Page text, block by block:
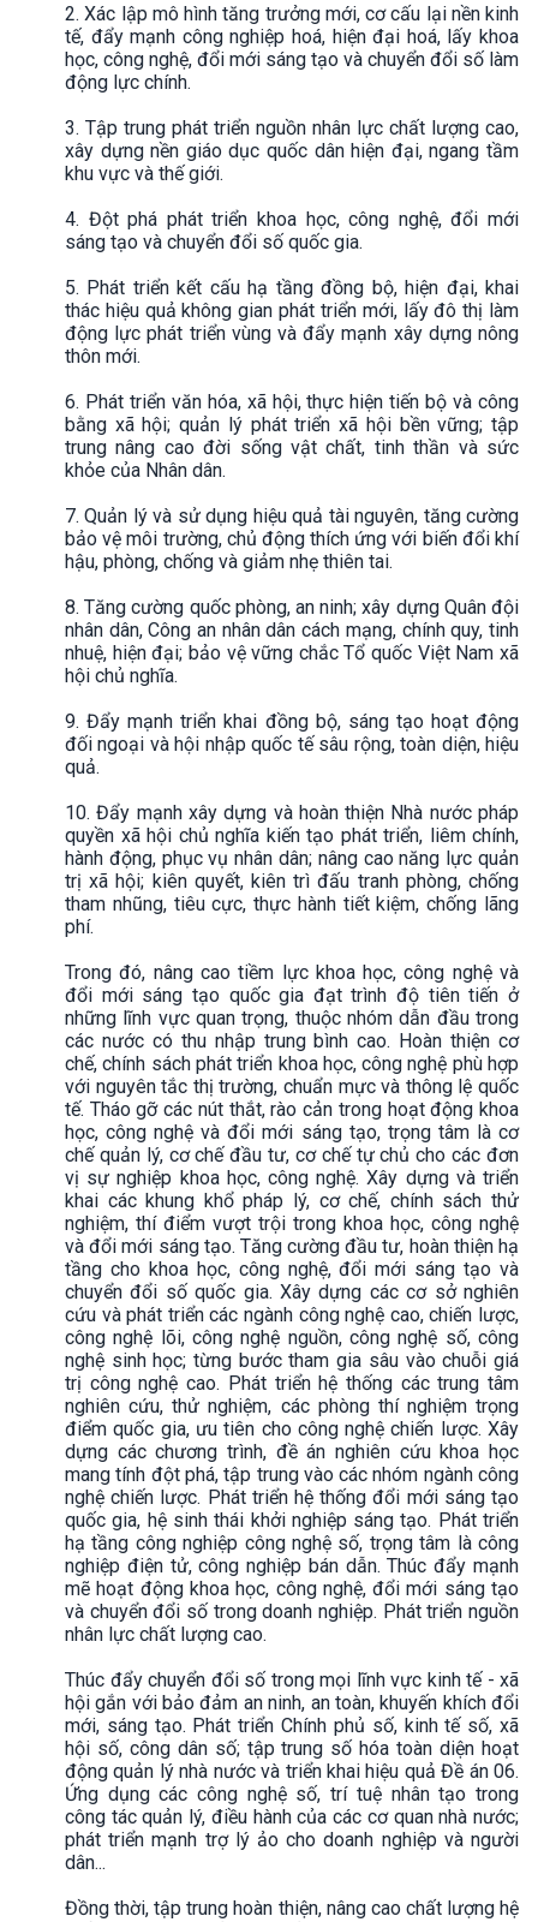
2. Xác lập mô hình tăng trưởng mới, cơ cấu lại nền kinh
tế, đẩy mạnh công nghiệp hoá, hiện đại hoá, lấy khoa
học, công nghệ, đổi mới sáng tạo và chuyển đổi số làm
động lực chính.
3. Tập trung phát triển nguồn nhân lực chất lượng cao,
xây dựng nền giáo dục quốc dân hiện đại, ngang tầm
khu vực và thế giới.
4. Đột phá phát triển khoa học, công nghệ, đổi mới
sáng tạo và chuyển đổi số quốc gia.
5. Phát triển kết cấu hạ tầng đồng bộ, hiện đại, khai
thác hiệu quả không gian phát triển mới, lấy đô thị làm
động lực phát triển vùng và đẩy mạnh xây dựng nông
thôn mới.
6. Phát triển văn hóa, xã hội, thực hiện tiến bộ và công
bằng xã hội; quản lý phát triển xã hội bền vững; tập
trung nâng cao đời sống vật chất, tinh thần và sức
khỏe của Nhân dân.
7. Quản lý và sử dụng hiệu quả tài nguyên, tăng cường
bảo vệ môi trường, chủ động thích ứng với biến đổi khí
hậu, phòng, chống và giảm nhẹ thiên tai.
8. Tăng cường quốc phòng, an ninh; xây dựng Quân đội
nhân dân, Công an nhân dân cách mạng, chính quy, tinh
nhuệ, hiện đại; bảo vệ vững chắc Tổ quốc Việt Nam xã
hội chủ nghĩa.
9. Đẩy mạnh triển khai đồng bộ, sáng tạo hoạt động
đối ngoại và hội nhập quốc tế sâu rộng, toàn diện, hiệu
quả.
10. Đẩy mạnh xây dựng và hoàn thiện Nhà nước pháp
quyền xã hội chủ nghĩa kiến tạo phát triển, liêm chính,
hành động, phục vụ nhân dân; nâng cao năng lực quản
trị xã hội; kiên quyết, kiên trì đấu tranh phòng, chống
tham nhũng, tiêu cực, thực hành tiết kiệm, chống lãng
phí.
Trong đó, nâng cao tiềm lực khoa học, công nghệ và
đổi mới sáng tạo quốc gia đạt trình độ tiên tiến ở
những lĩnh vực quan trọng, thuộc nhóm dẫn đầu trong
các nước có thu nhập trung bình cao. Hoàn thiện cơ
chế, chính sách phát triển khoa học, công nghệ phù hợp
với nguyên tắc thị trường, chuẩn mực và thông lệ quốc
tế. Tháo gỡ các nút thắt, rào cản trong hoạt động khoa
học, công nghệ và đổi mới sáng tạo, trọng tâm là cơ
chế quản lý, cơ chế đầu tư, cơ chế tự chủ cho các đơn
vị sự nghiệp khoa học, công nghệ. Xây dựng và triển
khai các khung khổ pháp lý, cơ chế, chính sách thử
nghiệm, thí điểm vượt trội trong khoa học, công nghệ
và đổi mới sáng tạo. Tăng cường đầu tư, hoàn thiện hạ
tầng cho khoa học, công nghệ, đổi mới sáng tạo và
chuyển đổi số quốc gia. Xây dựng các cơ sở nghiên
cứu và phát triển các ngành công nghệ cao, chiến lược,
công nghệ lõi, công nghệ nguồn, công nghệ số, công
nghệ sinh học; từng bước tham gia sâu vào chuỗi giá
trị công nghệ cao. Phát triển hệ thống các trung tâm
nghiên cứu, thử nghiệm, các phòng thí nghiệm trọng
điểm quốc gia, ưu tiên cho công nghệ chiến lược. Xây
dựng các chương trình, đề án nghiên cứu khoa học
mang tính đột phá, tập trung vào các nhóm ngành công
nghệ chiến lược. Phát triển hệ thống đổi mới sáng tạo
quốc gia, hệ sinh thái khởi nghiệp sáng tạo. Phát triển
hạ tầng công nghiệp công nghệ số, trọng tâm là công
nghiệp điện tử, công nghiệp bán dẫn. Thúc đẩy mạnh
mẽ hoạt động khoa học, công nghệ, đổi mới sáng tạo
và chuyển đổi số trong doanh nghiệp. Phát triển nguồn
nhân lực chất lượng cao.
Thúc đẩy chuyển đổi số trong mọi lĩnh vực kinh tế - xã
hội gắn với bảo đảm an ninh, an toàn, khuyến khích đổi
mới, sáng tạo. Phát triển Chính phủ số, kinh tế số, xã
hội số, công dân số; tập trung số hóa toàn diện hoạt
động quản lý nhà nước và triển khai hiệu quả Đề án 06.
Ứng dụng các công nghệ số, trí tuệ nhân tạo trong
công tác quản lý, điều hành của các cơ quan nhà nước;
phát triển mạnh trợ lý ảo cho doanh nghiệp và người
dân...
Đồng thời, tập trung hoàn thiện, nâng cao chất lượng hệ